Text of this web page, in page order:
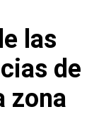
las
de
zona